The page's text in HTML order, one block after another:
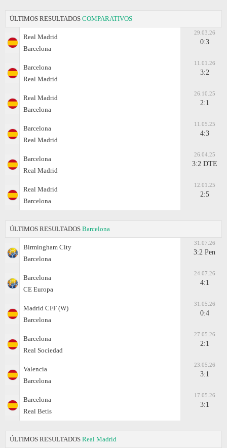
ÚLTIMOS RESULTADOS COMPARATIVOS
Real Madrid
Barcelona
29.03.26
0:3
Barcelona
Real Madrid
11.01.26
3:2
Real Madrid
Barcelona
26.10.25
2:1
Barcelona
Real Madrid
11.05.25
4:3
Barcelona
Real Madrid
26.04.25
3:2 DTE
Real Madrid
Barcelona
12.01.25
2:5
ÚLTIMOS RESULTADOS Barcelona
Birmingham City
Barcelona
31.07.26
3:2 Pen
Barcelona
CE Europa
24.07.26
4:1
Madrid CFF (W)
Barcelona
31.05.26
0:4
Barcelona
Real Sociedad
27.05.26
2:1
Valencia
Barcelona
23.05.26
3:1
Barcelona
Real Betis
17.05.26
3:1
ÚLTIMOS RESULTADOS Real Madrid